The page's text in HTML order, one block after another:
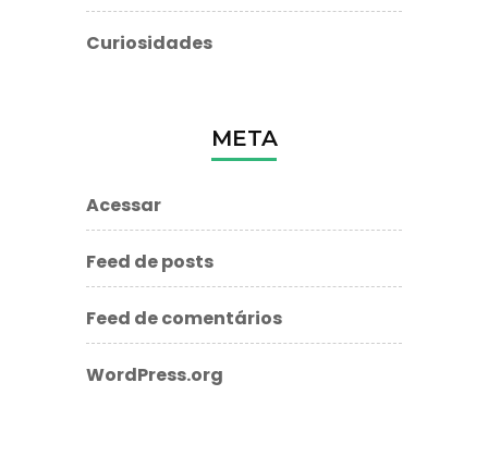
Curiosidades
META
Acessar
Feed de posts
Feed de comentários
WordPress.org